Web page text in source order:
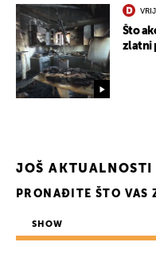
Što
zlatni
JOŠ AKTUALNOSTI
PRONAĐITE ŠTO VAS
SHOW